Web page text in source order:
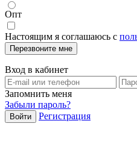
Опт
Настоящим я соглашаюсь с
Перезвоните мне
Вход в кабинет
Запомнить меня
Забыли пароль?
Войти Регистрация